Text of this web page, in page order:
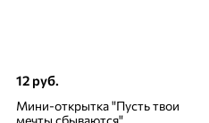
12 руб.
Мини-открытка "Пусть твои
мечты сбываются"